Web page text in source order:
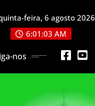
feira, 6 agosto 2026
6:01:05 AM
nos